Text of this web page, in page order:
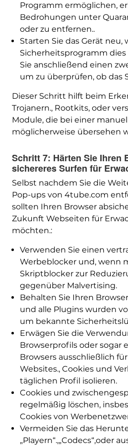
Programm ermöglichen,
Bedrohungen unter
oder zu entfernen..
Starten Sie das Gerät neu,
Sicherheitsprogramm
Sie anschließend einen
um zu überprüfen, ob das
Dieser Schritt hilft beim
Trojanern., Rootkits, oder
Module, die bei einer
möglicherweise übersehen
Schritt 7: Härten Sie Ihren
sichereres Surfen für
Selbst nachdem Sie die
Pop-ups von 4tube.com
sollten Ihren Browser
Zukunft Webseiten für
möchten.:
Verwenden Sie einen
Werbeblocker und, wenn
Skriptblocker zur
gegenüber Malvertising.
Behalten Sie Ihren
und alle Plugins wurden
um bekannte
Erwägen Sie die
Browserprofils oder sogar
Browsers ausschließlich
Websites., Cookies und
täglichen Profil isolieren.
Cookies und
regelmäßig löschen,
Cookies von
Vermeiden Sie das
„Playern“.,„Codecs“,oder